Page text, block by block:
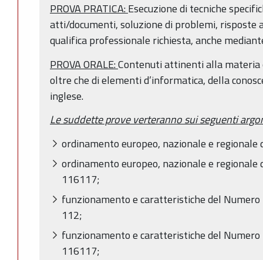
PROVA PRATICA:Esecuzione di tecniche
atti/documenti, soluzione di problemi, risposte
qualifica professionale richiesta, anche
PROVA ORALE:Contenuti attinenti alla materia
oltre che di elementi d’informatica, della
inglese.
Le suddette prove verteranno sui seguenti
ordinamento europeo, nazionale e
ordinamento europeo, nazionale e
116117;
funzionamento e caratteristiche del Numero
112;
funzionamento e caratteristiche del
116117;